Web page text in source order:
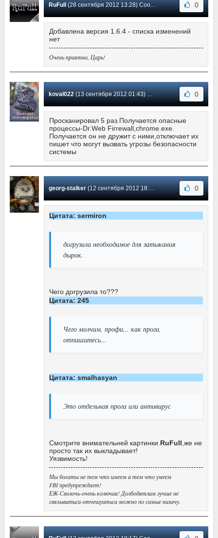
RuFull(28 сентября 2012 13:28) Сообщение #7 0
Добавлена версия 1.6.4 - списка изменений
нет
Очень приятно, Царь!
koval022(13 сентября 2012 01:43) Сообщение #6 0
Просканировал 5 раз.Получается опасные
процессы-Dr.Web Firrewall,chrome.exe.
Получается он не дружит с ними,отключает их
пишет что могут вызвать угрозы безопасности
системы
georg-stalker(12 сентября 2012 18:40) Сообщение #5 0
Цитата: sermiron
догрузила необходимое для затыкания
дырок.
Чего догрузила то???
Цитата: 245
Чего молчим, профи... как прога,
отпишитесь...
Цитата: smalhasyan
Это отдельная прога или антивирус
Смотрите внимательней картинки. RuFull ,же не
просто так их выкладывает!
Уязвимость!
Мы богаты не тем что имеем а тем что умеем
FBI предупреждает!
ЕЖ-Сволочь-очень колючая! Долбодятлам лучше не
связыватьса-отчешуитьса можно по самые нихачу.